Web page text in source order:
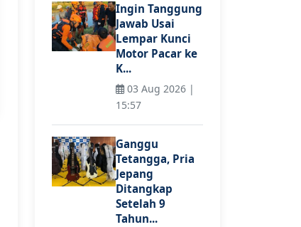
Ingin Tanggung
Jawab Usai
Lempar Kunci
Motor Pacar ke
K...
03 Aug 2026 |
15:57
Ganggu
Tetangga, Pria
Jepang
Ditangkap
Setelah 9
Tahun...